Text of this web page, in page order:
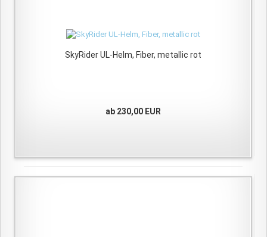
SkyRider UL-Helm, Fiber, metallic rot
ab 230,00 EUR